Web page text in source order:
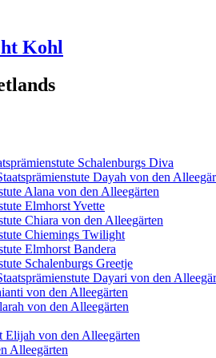
Kohl
Schalenburgs Diva
Dayah von den
Alana von den Alleegärten
Elmhorst Yvette
Chiara von den Alleegärten
Chiemings Twilight
Elmhorst Bandera
Schalenburgs Greetje
Dayari von den
von den Alleegärten
von den Alleegärten
Elijah von den Alleegärten
Alleegärten